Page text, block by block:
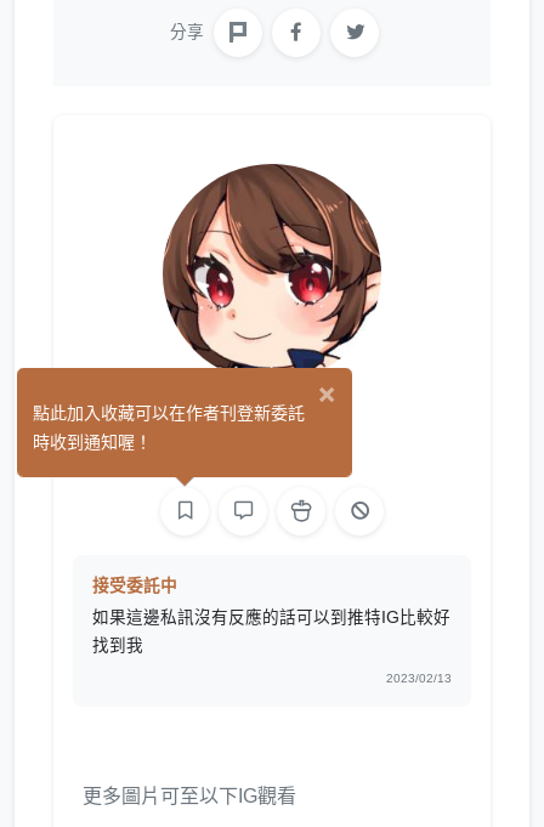
分享
賽米 (1)
接受委託中
如果這邊私訊沒有反應的話可以到推特IG比較好
找到我
2023/02/13
更多圖片可至以下IG觀看
×
點此加入收藏可以在作者刊登新委託
時收到通知喔！